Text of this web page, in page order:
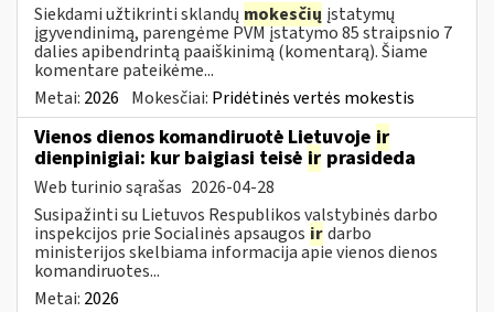
Siekdami užtikrinti sklandų mokesčių įstatymų
įgyvendinimą, parengėme PVM įstatymo 85 straipsnio 7
dalies apibendrintą paaiškinimą (komentarą). Šiame
komentare pateikėme...
Metai: 2026 Mokesčiai: Pridėtinės vertės mokestis
Vienos dienos komandiruotė Lietuvoje ir
dienpinigiai: kur baigiasi teisė ir prasideda
Web turinio sąrašas 2026-04-28
Susipažinti su Lietuvos Respublikos valstybinės darbo
inspekcijos prie Socialinės apsaugos irdarbo
ministerijos skelbiama informacija apie vienos dienos
komandiruotes...
Metai: 2026